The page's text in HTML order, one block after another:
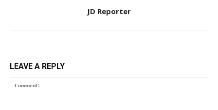
JD Reporter
LEAVE A REPLY